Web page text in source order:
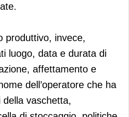
produttivo, invece,
luogo, data e durata di
affettamento e
dell’operatore che ha
vaschetta,